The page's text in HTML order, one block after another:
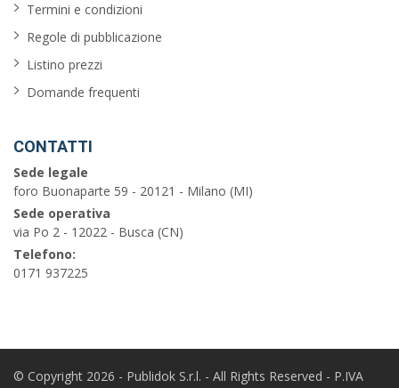
Termini e condizioni
Regole di pubblicazione
Listino prezzi
Domande frequenti
CONTATTI
Sede legale
foro Buonaparte 59 - 20121 - Milano (MI)
Sede operativa
via Po 2 - 12022 - Busca (CN)
Telefono:
0171 937225
© Copyright 2026 - Publidok S.r.l. - All Rights Reserved - P.IVA